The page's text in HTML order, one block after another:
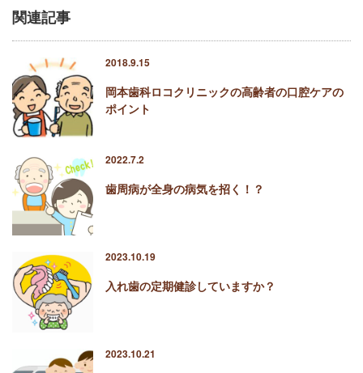
関連記事
2018.9.15
岡本歯科ロコクリニックの高齢者の口腔ケアの
ポイント
2022.7.2
歯周病が全身の病気を招く！？
2023.10.19
入れ歯の定期健診していますか？
2023.10.21